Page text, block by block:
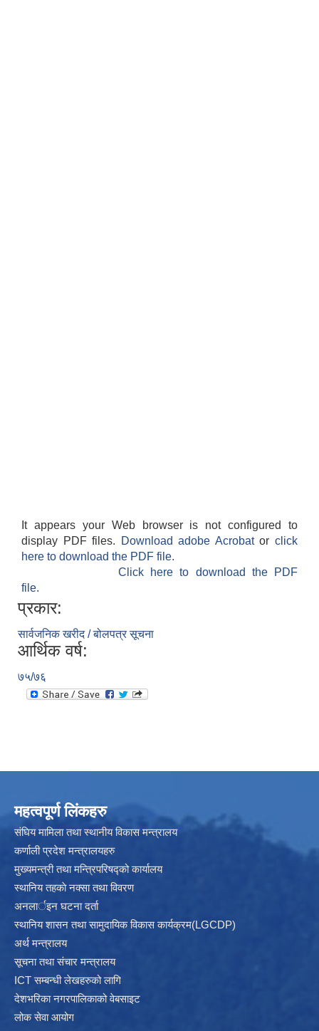
It appears your Web browser is not configured to
display PDF files.
Download adobe Acrobatorclick
here to download the PDF file.
Click here to download the PDF
file.
प्रकार:
सार्वजनिक खरीद / बोलपत्र सूचना
आर्थिक वर्ष:
७५/७६
महत्वपूर्ण लिंकहरु
संघिय मामिला तथा स्थानीय विकास मन्त्रालय
कर्णाली प्रदेश मन्त्रालयहरु
मुख्यमन्त्री तथा मन्त्रिपरिषद्को कार्यालय
स्थानिय तहकाे नक्सा तथा विवरण
अनलार्इन घटना दर्ता
स्थानिय शासन तथा सामुदायिक विकास कार्यक्रम(LGCDP)
अर्थ मन्त्रालय
सूचना तथा संचार मन्त्रालय
ICT सम्बन्धी लेखहरुको लागि
देशभरिका नगरपालिकाको वेबसाइट
लोक सेवा आयोग